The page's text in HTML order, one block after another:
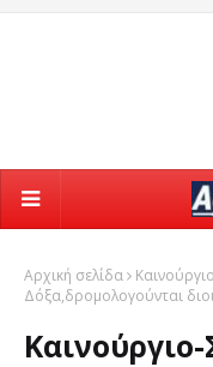
Αρχική σελίδα Καινούργιο
Δόξα,δρομολογούνται